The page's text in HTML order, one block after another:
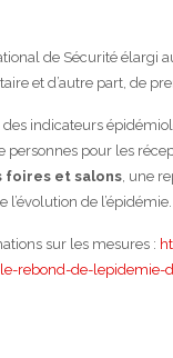
de Sécurité élargi
et d’autre part, de
indicateurs
personnes pour les
foires et salons, une
l’évolution de l’épidémie.
sur les mesures :
rebond-de-lepidemie-